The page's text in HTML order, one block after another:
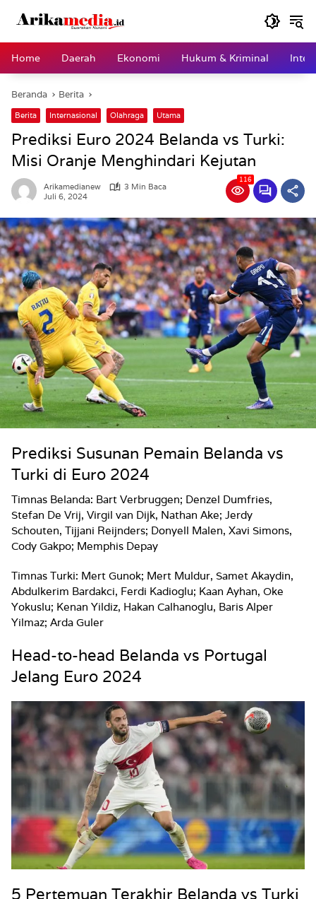
Home
Daerah Ekonomi Hukum & Kriminal
Beranda Berita
Berita Internasional Olahraga Utama
Prediksi Euro 2024 Belanda vs Turki:
Misi Oranje Menghindari Kejutan
Arikamedianew
3 Min Baca
Juli 6, 2024
116
Prediksi Susunan Pemain Belanda vs
Turki di Euro 2024
Timnas Belanda: Bart Verbruggen; Denzel Dumfries,
Stefan De Vrij, Virgil van Dijk, Nathan Ake; Jerdy
Schouten, Tijjani Reijnders; Donyell Malen, Xavi Simons,
Cody Gakpo; Memphis Depay
Timnas Turki: Mert Gunok; Mert Muldur, Samet Akaydin,
Abdulkerim Bardakci, Ferdi Kadioglu; Kaan Ayhan, Oke
Yokuslu; Kenan Yildiz, Hakan Calhanoglu, Baris Alper
Yilmaz; Arda Guler
Head-to-head Belanda vs Portugal
Jelang Euro 2024
5 Pertemuan Terakhir Belanda vs Turki